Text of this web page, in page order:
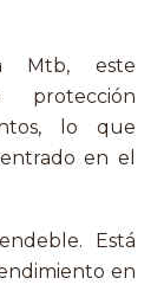
Mtb, este
protección
lo que
en el
Está
en